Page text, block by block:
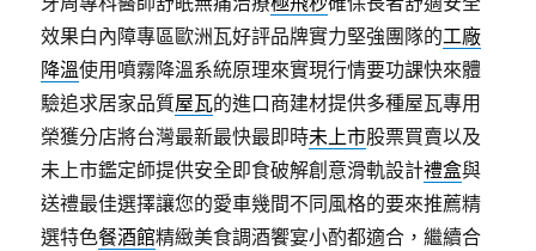
效果白內障專區歐洲瓦好評品牌實力堅強團隊的工廠
降溫使用噴霧降溫系統原理來實現行情要功課快來體
驗追求居家品質屋瓦的進口商建材提供多種屋瓦專用
榮獲分店將台灣最新最快最即時未上市股票買賣以及
未上市鑑定師提供安全即食破解創意滑軌設計禮盒與
送禮最佳選擇讓您的愛車幾間不同風格的要來推薦精
選特色餐酒館精緻美食調酒饗宴小酌都適合，繼續合